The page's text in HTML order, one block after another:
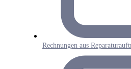
Rechnungen aus